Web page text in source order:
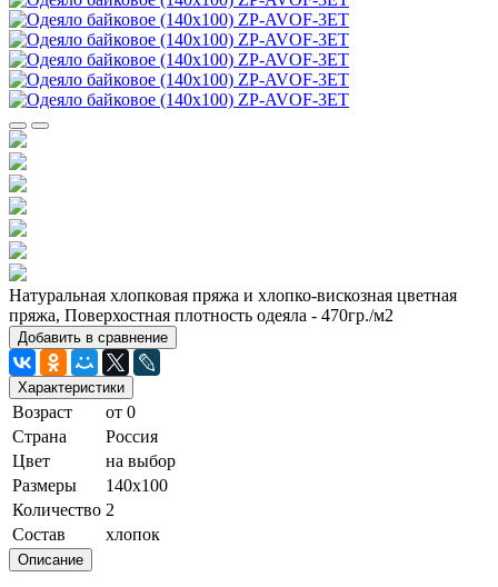
Натуральная хлопковая пряжа и хлопко-вискозная цветная
пряжа, Поверхостная плотность одеяла - 470гр./м2
Добавить в сравнение
Характеристики
Возраст
от 0
Страна
Россия
Цвет
на выбор
Размеры
140х100
Количество 2
Состав
хлопок
Описание